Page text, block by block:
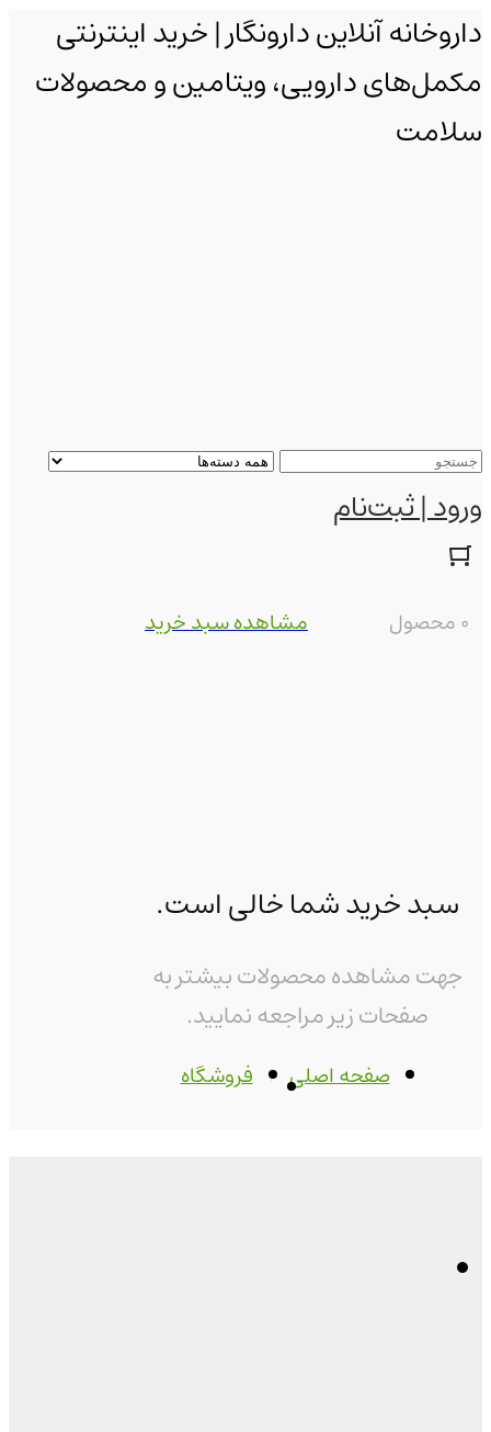
داروخانه آنلاین دارونگار | خرید اینترنتی
مکمل‌های دارویی، ویتامین و محصولات
سلامت
ورود | ثبت‌نام
0 محصول مشاهده سبد خرید
سبد خرید شما خالی است.
جهت مشاهده محصولات بیشتر به
صفحات زیر مراجعه نمایید.
صفحه اصلی فروشگاه